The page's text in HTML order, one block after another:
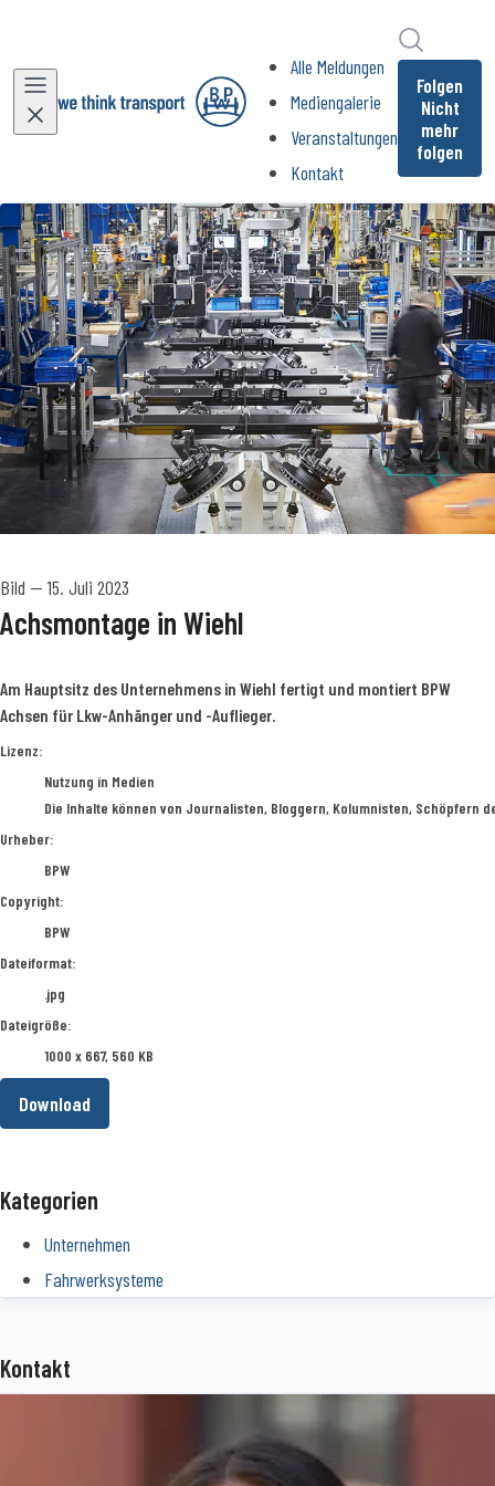
Alle Meldungen
Mediengalerie
Veranstaltungen
Kontakt
Folgen
Nicht
mehr
folgen
Bild —15. Juli 2023
Achsmontage in Wiehl
Am Hauptsitz des Unternehmens in Wiehl fertigt und montiert BPW
Achsen für Lkw-Anhänger und -Auflieger.
BPW
Lizenz:
Nutzung in Medien
Die Inhalte können von Journalisten, Bloggern, Kolumnisten,
Urheber:
BPW
Copyright:
BPW
Dateiformat:
.jpg
Dateigröße:
1000 x 667, 560 KB
Download
Kategorien
Unternehmen
Fahrwerksysteme
Kontakt